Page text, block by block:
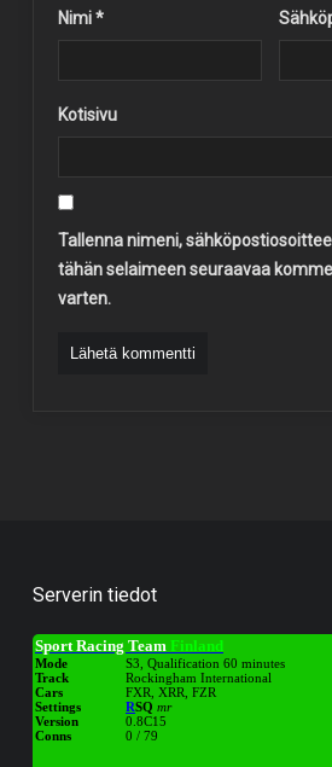
Nimi*
Kotisivu
Tallenna nimeni,
tähän selaimeen seuraavaa
varten.
Serverin tiedot